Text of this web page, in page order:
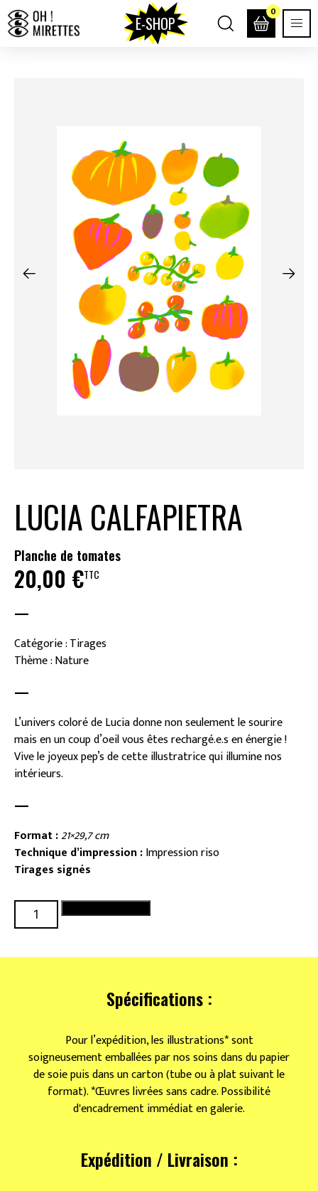
E-SHOP
0
LUCIA CALFAPIETRA
Planche de tomates
20,00 €TTC
—
Catégorie : Tirages
Thème : Nature
—
L’univers coloré de Lucia donne non seulement le sourire
mais en un coup d’oeil vous êtes rechargé.e.s en énergie !
Vive le joyeux pep’s de cette illustratrice qui illumine nos
intérieurs.
—
Format :21×29,7 cm
Technique d’impression :Impression riso
Tirages signés
quantité
de
de
Spécifications :
Pour l’expédition, les illustrations* sont
soigneusement emballées par nos soins dans du papier
de soie puis dans un carton (tube ou à plat suivant le
format). *Œuvres livrées sans cadre. Possibilité
d'encadrement immédiat en galerie.
Expédition / Livraison :